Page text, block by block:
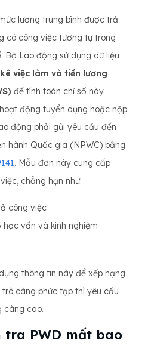
lương trung bình được trả
có công việc tương tự trong
Bộ Lao động sử dụng dữ liệu
việc làm và tiền lương
để tính toán chỉ số này.
động tuyển dụng hoặc nộp
động phải gửi yêu cầu đến
hành Quốc gia (NPWC) bằng
. Mẫu đơn này cung cấp
chẳng hạn như:
công việc
học vấn và kinh nghiệm
thông tin này để xếp hạng
trò càng phức tạp thì yêu cầu
càng cao.
PWD mất bao